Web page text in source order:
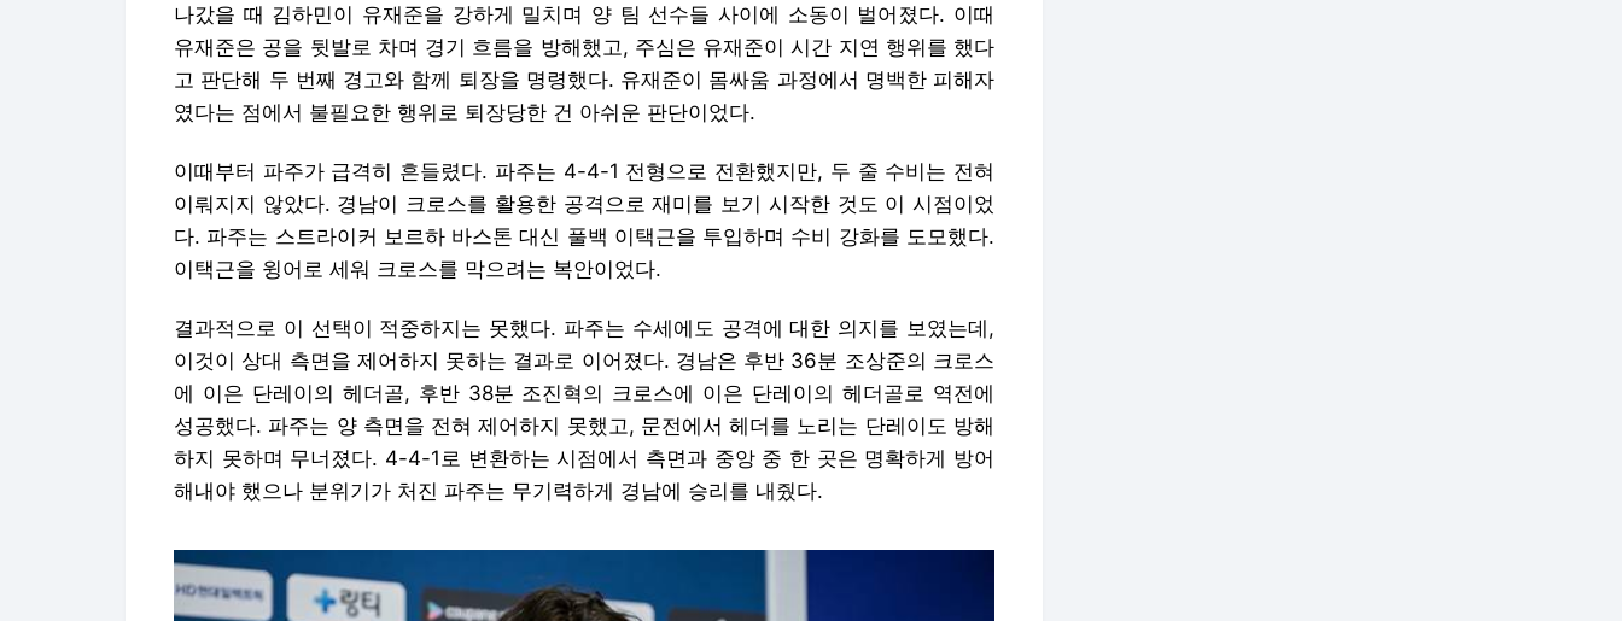
나갔을 때 김하민이 유재준을 강하게 밀치며 양 팀 선수들 사이에 소동이 벌어졌다. 이때
유재준은 공을 뒷발로 차며 경기 흐름을 방해했고, 주심은 유재준이 시간 지연 행위를 했다
고 판단해 두 번째 경고와 함께 퇴장을 명령했다. 유재준이 몸싸움 과정에서 명백한 피해자
였다는 점에서 불필요한 행위로 퇴장당한 건 아쉬운 판단이었다.
이때부터 파주가 급격히 흔들렸다. 파주는 4-4-1 전형으로 전환했지만, 두 줄 수비는 전혀
이뤄지지 않았다. 경남이 크로스를 활용한 공격으로 재미를 보기 시작한 것도 이 시점이었
다. 파주는 스트라이커 보르하 바스톤 대신 풀백 이택근을 투입하며 수비 강화를 도모했다.
이택근을 윙어로 세워 크로스를 막으려는 복안이었다.
결과적으로 이 선택이 적중하지는 못했다. 파주는 수세에도 공격에 대한 의지를 보였는데,
이것이 상대 측면을 제어하지 못하는 결과로 이어졌다. 경남은 후반 36분 조상준의 크로스
에 이은 단레이의 헤더골, 후반 38분 조진혁의 크로스에 이은 단레이의 헤더골로 역전에
성공했다. 파주는 양 측면을 전혀 제어하지 못했고, 문전에서 헤더를 노리는 단레이도 방해
하지 못하며 무너졌다. 4-4-1로 변환하는 시점에서 측면과 중앙 중 한 곳은 명확하게 방어
해내야 했으나 분위기가 처진 파주는 무기력하게 경남에 승리를 내줬다.